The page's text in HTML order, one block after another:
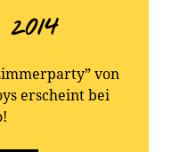
von
erscheint bei